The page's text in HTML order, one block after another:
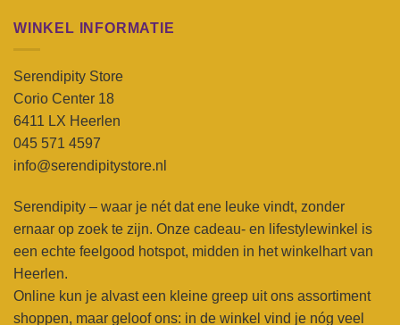
WINKEL INFORMATIE
Serendipity Store
Corio Center 18
6411 LX Heerlen
045 571 4597
info@serendipitystore.nl
Serendipity – waar je nét dat ene leuke vindt, zonder
ernaar op zoek te zijn. Onze cadeau- en lifestylewinkel is
een echte feelgood hotspot, midden in het winkelhart van
Heerlen.
Online kun je alvast een kleine greep uit ons assortiment
shoppen, maar geloof ons: in de winkel vind je nóg veel